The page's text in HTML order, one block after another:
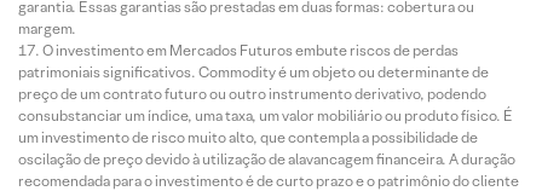
garantia. Essas garantias são prestadas em duas formas: cobertura ou
margem.
O investimento em Mercados Futuros embute riscos de perdas
patrimoniais significativos. Commodity é um objeto ou determinante de
preço de um contrato futuro ou outro instrumento derivativo, podendo
consubstanciar um índice, uma taxa, um valor mobiliário ou produto físico. É
um investimento de risco muito alto, que contempla a possibilidade de
oscilação de preço devido à utilização de alavancagem financeira. A duração
recomendada para o investimento é de curto prazo e o patrimônio do cliente